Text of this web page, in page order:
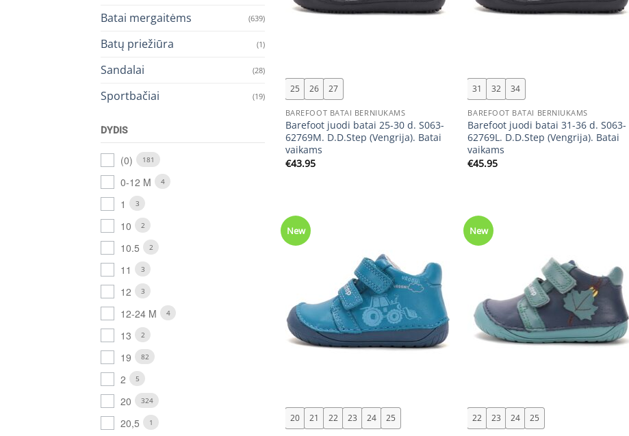
Batai mergaitėms (639)
Batų priežiūra (1)
Sandalai (28)
Sportbačiai (19)
DYDIS
(0) 181
0-12 M 4
1 3
10 2
10.5 2
11 3
12 3
12-24 M 4
13 2
19 82
2 5
20 324
20,5 1
25 26 27
BAREFOOT BATAI BERNIUKAMS
Barefoot juodi batai 25-30 d. S063-
62769M. D.D.Step (Vengrija). Batai
vaikams
€43.95
31 32 34
BAREFOOT BATAI BERNIUKAMS
Barefoot juodi batai 31-36 d. S063-
62769L. D.D.Step (Vengrija). Batai
vaikams
€45.95
New
20 21 22 23 24 25
New
22 23 24 25